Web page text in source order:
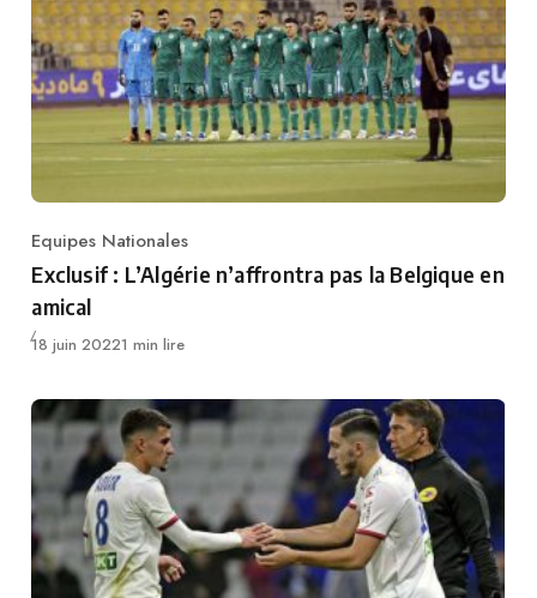
Category
Equipes Nationales
Exclusif : L’Algérie n’affrontra pas la Belgique en
amical
Publié
18 juin 20221 min lire